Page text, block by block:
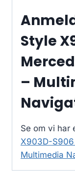
Style
–
Se om vi har
X903D-S906
Multimedia